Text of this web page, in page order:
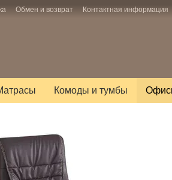
Обмен и возврат Контактная информация
Комоды и тумбы